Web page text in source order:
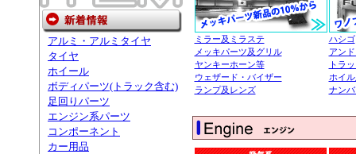
ミラー及ミラステ
メッキパーツ及グリル
ヤンキーホーン等
ウェザード・バイザー
ランプ及レンズ
ハシゴ
アン
トラ
ホイ
ナン
アルミ・アルミタイヤ
タイヤ
ホイール
ボディパーツ(トラック含む)
足回りパーツ
エンジン系パーツ
コンポーネント
カー用品